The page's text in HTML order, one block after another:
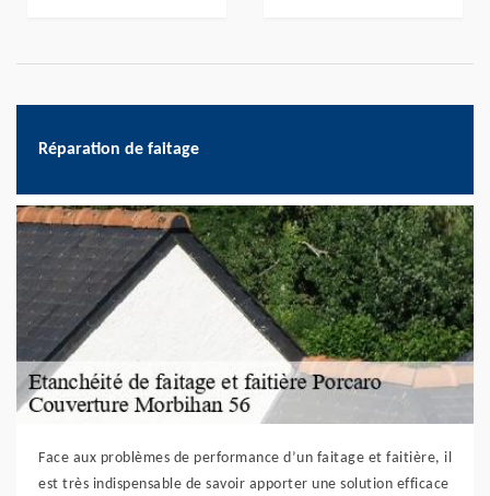
Réparation de faitage
Face aux problèmes de performance d’un faitage et faitière, il
est très indispensable de savoir apporter une solution efficace